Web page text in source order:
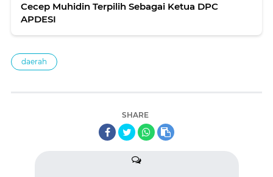
Cecep Muhidin Terpilih Sebagai Ketua DPC
APDESI
daerah
SHARE